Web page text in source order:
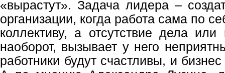
«вырастут». Задача лидера –
организации, когда работа сама по
коллективу, а отсутствие дела или
наоборот, вызывает у него
работники будут счастливы, и